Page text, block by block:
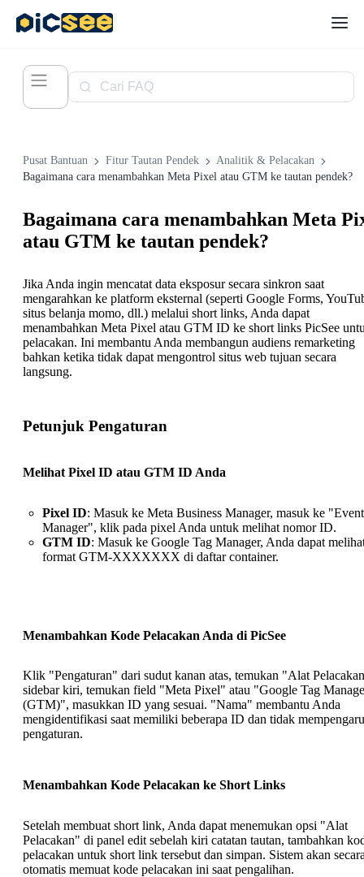
Pusat Bantuan Fitur Tautan Pendek
Analitik & Pelacakan
Bagaimana cara menambahkan Meta Pixel atau GTM ke tautan pendek?
Bagaimana cara menambahkan Meta
atau GTM ke tautan pendek?
Jika Anda ingin mencatat data eksposur secara sinkron saat
mengarahkan ke platform eksternal (seperti Google Forms,
situs belanja momo, dll.) melalui short links, Anda dapat
menambahkan Meta Pixel atau GTM ID ke short links PicSee
pelacakan. Ini membantu Anda membangun audiens remarketing
bahkan ketika tidak dapat mengontrol situs web tujuan secara
langsung.
Petunjuk Pengaturan
Melihat Pixel ID atau GTM ID Anda
Pixel ID: Masuk ke Meta Business Manager, masuk ke
Manager", klik pada pixel Anda untuk melihat nomor ID.
GTM ID: Masuk ke Google Tag Manager, Anda dapat
format GTM-XXXXXXX di daftar container.
Menambahkan Kode Pelacakan Anda di PicSee
Klik "Pengaturan" dari sudut kanan atas, temukan "Alat
sidebar kiri, temukan field "Meta Pixel" atau "Google Tag
(GTM)", masukkan ID yang sesuai. "Nama" membantu Anda
mengidentifikasi saat memiliki beberapa ID dan tidak
pengaturan.
Menambahkan Kode Pelacakan ke Short Links
Setelah membuat short link, Anda dapat menemukan opsi "Alat
Pelacakan" di panel edit sebelah kiri catatan tautan, tambahkan
pelacakan untuk short link tersebut dan simpan. Sistem akan
otomatis memuat kode pelacakan ini saat pengalihan.